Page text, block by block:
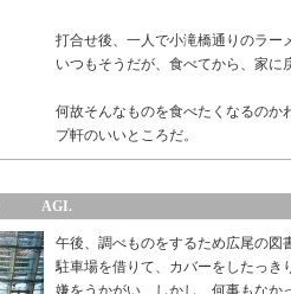
打合せ後、一人で小滝橋通りのラー
いつもそうだが、食べてから、家に
何故そんなものを食べたくなるのか
プ軒のいいところだ。
AGI.
午後、調べものをするため広尾の図
駐車場を借りて、カバーをしたっき
嫌をうかがい、しかし、何事もなか